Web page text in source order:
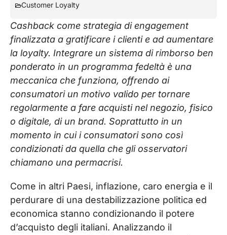
Customer Loyalty
Cashback come strategia di engagement
finalizzata a gratificare i clienti e ad aumentare
la loyalty. Integrare un sistema di rimborso ben
ponderato in un programma fedeltà è una
meccanica che funziona, offrendo ai
consumatori un motivo valido per tornare
regolarmente a fare acquisti nel negozio, fisico
o digitale, di un brand. Soprattutto in un
momento in cui i consumatori sono così
condizionati da quella che gli osservatori
chiamano una permacrisi.
Come in altri Paesi, inflazione, caro energia e il
perdurare di una destabilizzazione politica ed
economica stanno condizionando il potere
d’acquisto degli italiani. Analizzando il